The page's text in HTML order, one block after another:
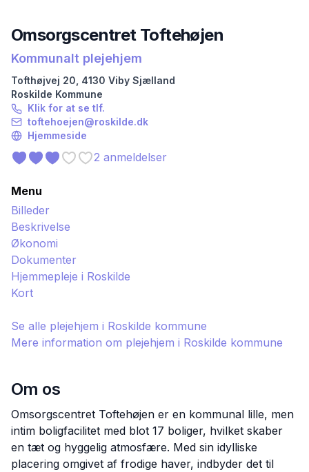
Omsorgscentret Toftehøjen
Kommunalt plejehjem
Tofthøjvej 20 4130 Viby Sjælland
Roskilde Kommune
Klik for at se tlf.
toftehoejen@roskilde.dk
Hjemmeside
2 anmeldelser
Menu
Billeder
Beskrivelse
Økonomi
Dokumenter
Hjemmepleje i Roskilde
Kort
Se alle plejehjem i Roskilde kommune
Mere information om plejehjem i Roskilde kommune
Om os
Omsorgscentret Toftehøjen er en kommunal lille, men
intim boligfacilitet med blot 17 boliger, hvilket skaber
en tæt og hyggelig atmosfære. Med sin idylliske
placering omgivet af frodige haver, indbyder det til